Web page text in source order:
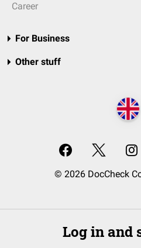
Career
For Business
Other stuff
© 2026 DocCheck
Log in and